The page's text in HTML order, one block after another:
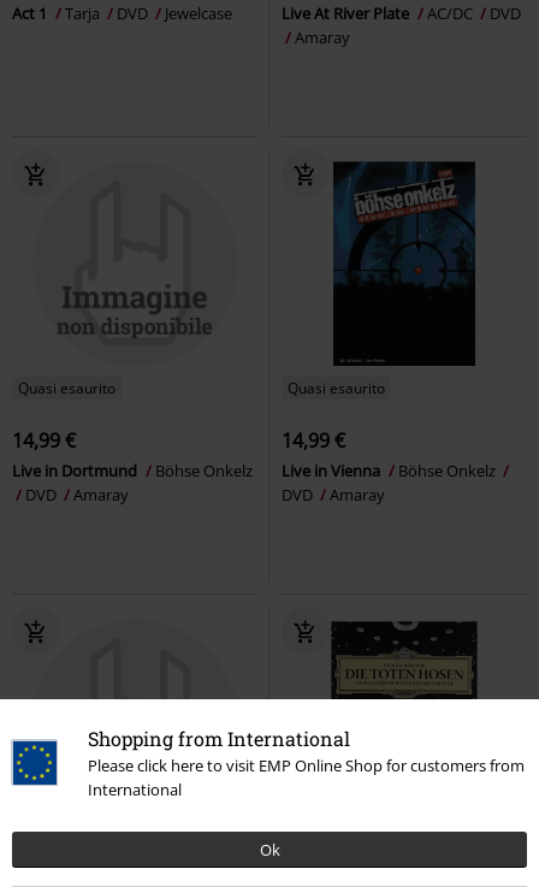
Shopping from International
Please click here to visit EMP Online Shop for customers from
International
Ok
Act 1 Tarja DVD Jewelcase Live At River Plate AC/DC
DVD
Amaray
Quasi esaurito
14,99 €
Live in Dortmund
Böhse Onkelz
DVD
Amaray
Quasi esaurito
14,99 €
Live in Vienna
Böhse Onkelz
DVD
Amaray